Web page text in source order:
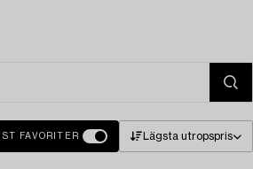
FAVORITER Lägsta utropspris